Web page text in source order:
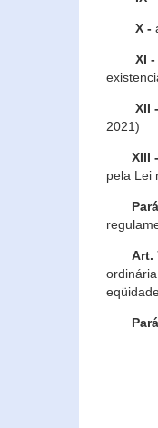
X -
XI -
XII -
2021)
XIII -
pela Lei
Art.